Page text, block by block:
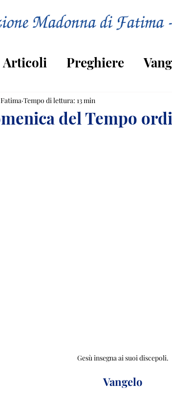
Articoli Preghiere
B Vangelo - anno C
del Tempo
Tempo di lettura: 13 min
Gesù insegna ai suoi discepoli.
Vangelo